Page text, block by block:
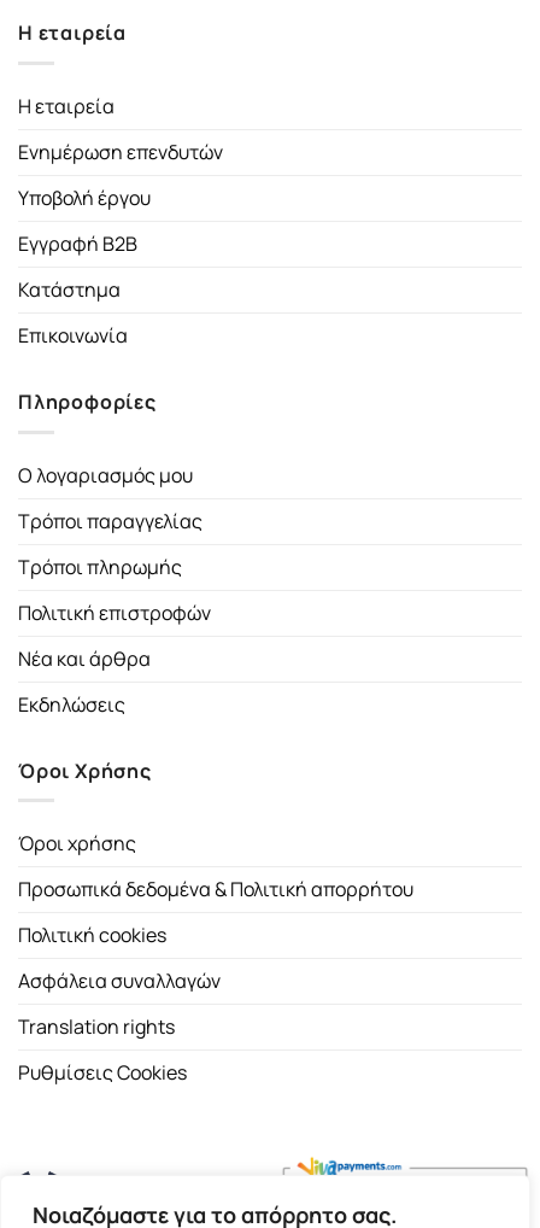
Νοιαζόμαστε για το απόρρητο σας.
Η εταιρεία
Η εταιρεία
Ενημέρωση επενδυτών
Υποβολή έργου
Εγγραφή B2B
Κατάστημα
Επικοινωνία
Πληροφορίες
Ο λογαριασμός μου
Τρόποι παραγγελίας
Τρόποι πληρωμής
Πολιτική επιστροφών
Νέα και άρθρα
Εκδηλώσεις
Όροι Χρήσης
Όροι χρήσης
Προσωπικά δεδομένα & Πολιτική απορρήτου
Πολιτική cookies
Ασφάλεια συναλλαγών
Translation rights
Ρυθμίσεις Cookies